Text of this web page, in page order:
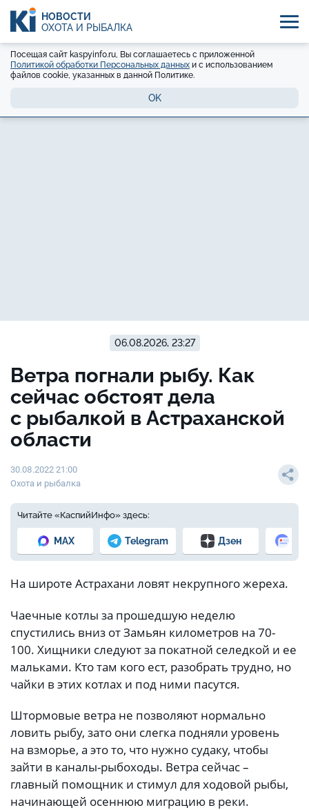
НОВОСТИ
ОХОТА И РЫБАЛКА
Посещая сайт kaspyinfo.ru, Вы соглашаетесь с приложенной
Политикой обработки Персональных данных и с использованием
файлов cookie, указанных в данной Политике.
OK
06.08.2026, 23:27
Ветра погнали рыбу. Как
сейчас обстоят дела
с рыбалкой в Астраханской
области
30.08.2022 21:00
Охота и рыбалка
Читайте «КаспийИнфо» здесь:
MAX Telegram Дзен
На широте Астрахани ловят некрупного жереха.
Чаечные котлы за прошедшую неделю
спустились вниз от Замьян километров на 70-
100. Хищники следуют за покатной селедкой и ее
мальками. Кто там кого ест, разобрать трудно, но
чайки в этих котлах и под ними пасутся.
Штормовые ветра не позволяют нормально
ловить рыбу, зато они слегка подняли уровень
на взморье, а это то, что нужно судаку, чтобы
зайти в каналы-рыбоходы. Ветра сейчас –
главный помощник и стимул для ходовой рыбы,
начинающей осеннюю миграцию в реки.